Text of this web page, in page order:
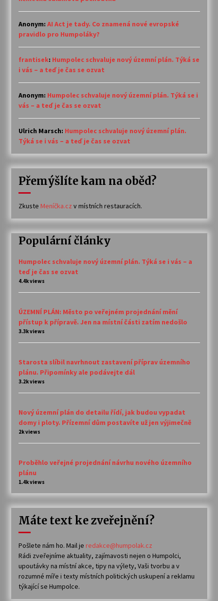
Anonym: AI Act je tady. Co znamená nové evropské
pravidlo pro Humpoláky?
frantisek: Humpolec schvaluje nový územní plán. Týká se
i vás – a teď je čas se ozvat
Anonym: Humpolec schvaluje nový územní plán. Týká se i
vás – a teď je čas se ozvat
Ulrich Marsch: Humpolec schvaluje nový územní plán.
Týká se i vás – a teď je čas se ozvat
Přemýšlíte kam na oběd?
Zkuste Meníčka.cz v místních restauracích.
Populární články
Humpolec schvaluje nový územní plán. Týká se i vás – a
teď je čas se ozvat
4.4k views
ÚZEMNÍ PLÁN: Město po veřejném projednání mění
přístup k přípravě. Jen na místní části zatím nedošlo
3.3k views
Starosta slíbil navrhnout zastavení příprav územního
plánu. Připomínky ale podávejte dál
3.2k views
Nový územní plán do detailu řídí, jak budou vypadat
domy i ploty. Přízemní dům postavíte už jen výjimečně
2k views
Proběhlo veřejné projednání návrhu nového územního
plánu
1.4k views
Máte text ke zveřejnění?
Pošlete nám ho. Mail je redakce@humpolak.cz
Rádi zveřejníme aktuality, zajímavosti nejen o Humpolci,
upoutávky na místní akce, tipy na výlety, Vaši tvorbu a v
rozumné míře i texty místních politických uskupení a reklamu
týkající se Humpolce.